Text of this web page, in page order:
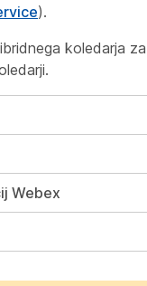
).
koledarja
.
Webex